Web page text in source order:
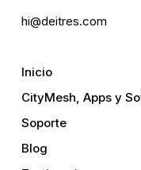
hi@deitres.com
Inicio
CityMesh, Apps y
Soporte
Blog